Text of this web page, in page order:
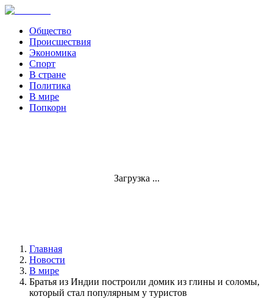
Общество
Происшествия
Экономика
Спорт
В стране
Политика
В мире
Попкорн
Загрузка ...
Главная
Новости
В мире
Братья из Индии построили домик из глины и соломы,
который стал популярным у туристов